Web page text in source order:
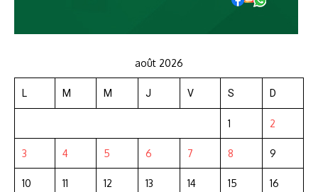
août 2026
L M M J V S D
1 2
3 4 5 6 7 8 9
10 11 12 13 14 15 16